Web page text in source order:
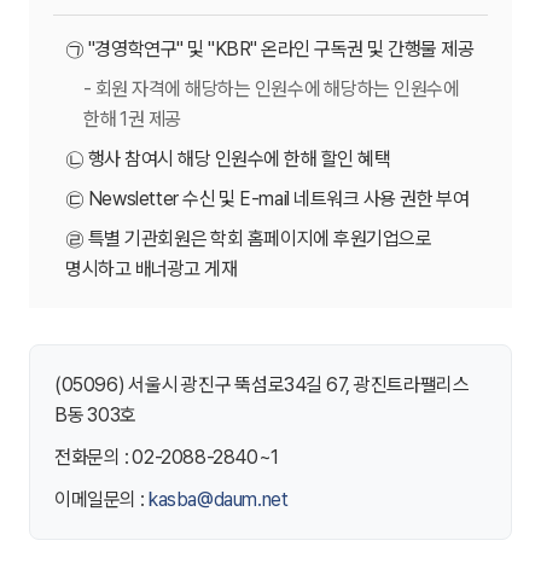
㉠ "경영학연구" 및 "KBR" 온라인 구독권 및 간행물 제공
- 회원 자격에 해당하는 인원수에 해당하는 인원수에
한해 1권 제공
㉡ 행사 참여시 해당 인원수에 한해 할인 혜택
㉢ Newsletter 수신 및 E-mail 네트워크 사용 권한 부여
㉣ 특별 기관회원은 학회 홈페이지에 후원기업으로
명시하고 배너광고 게재
(05096) 서울시 광진구 뚝섬로34길 67, 광진트라팰리스
B동 303호
전화문의 : 02-2088-2840~1
이메일문의 : kasba@daum.net